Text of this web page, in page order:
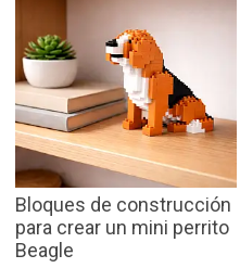
Bloques de construcción
para crear un mini perrito
Beagle